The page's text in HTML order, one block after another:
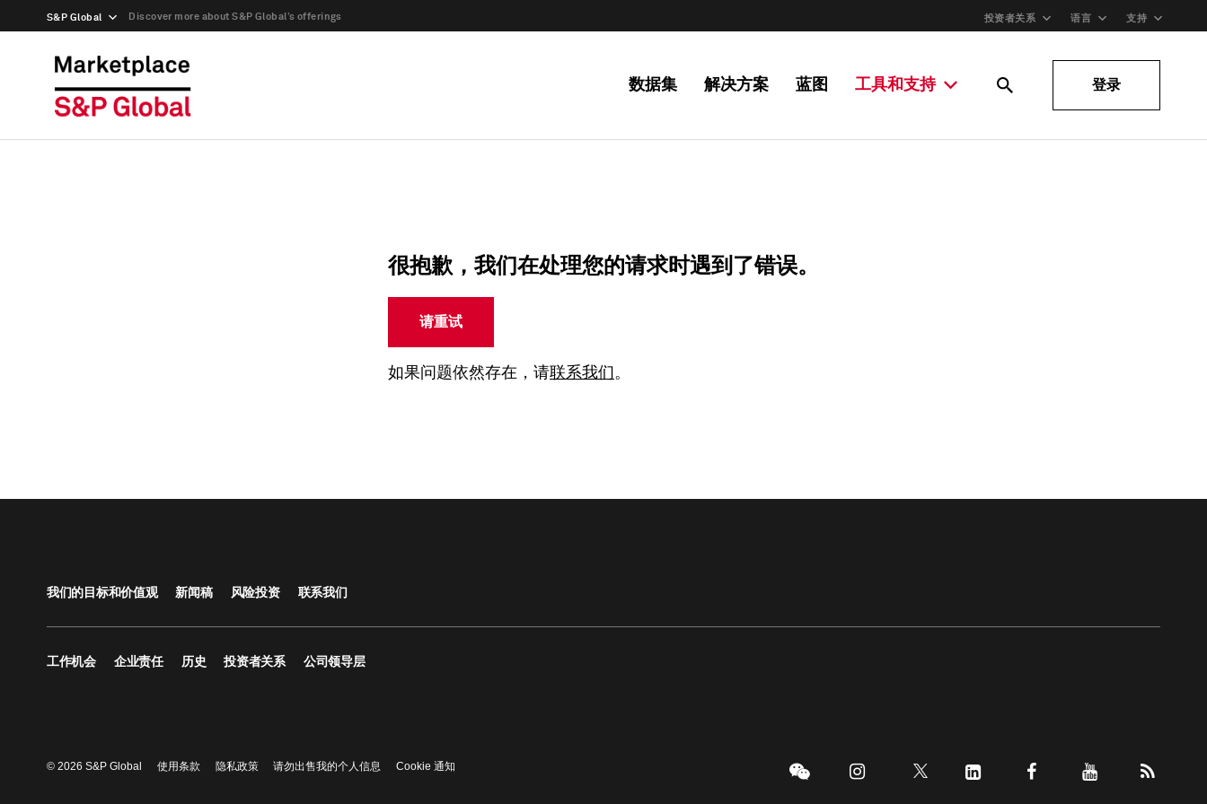
S&P Global Discover more about S&P Global’s offerings 投资者关系 语言 支持
数据集 解决方案 蓝图 工具和支持 登录
很抱歉，我们在处理您的请求时遇到了错误。
请重试
如果问题依然存在，请联系我们 。
我们的目标和价值观 新闻稿 风险投资 联系我们
工作机会 企业责任 历史 投资者关系 公司领导层
© 2026 S&P Global 使用条款 隐私政策 请勿出售我的个人信息 Cookie 通知